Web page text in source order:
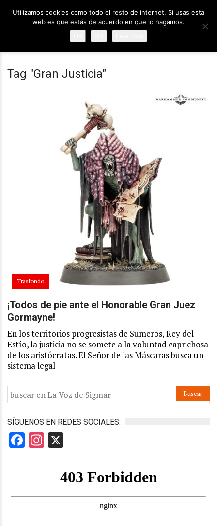
Tag "Gran Justicia"
Trasfondo
¡Todos de pie ante el Honorable Gran Juez
Gormayne!
En los territorios progresistas de Sumeros, Rey del
Estío, la justicia no se somete a la voluntad caprichosa
de los aristócratas. El Señor de las Máscaras busca un
sistema legal
SÍGUENOS EN REDES SOCIALES:
Facebook
Instagram
Utilizamos cookies como todo el resto de internet. Si usas esta
web es que estás de acuerdo en que lo hagamos.